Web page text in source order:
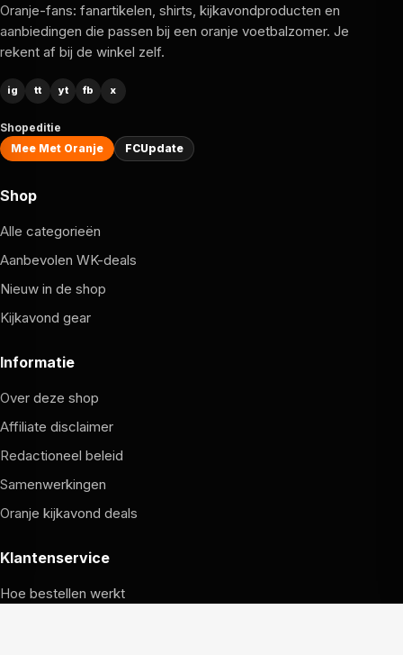
Oranje-fans: fanartikelen, shirts, kijkavondproducten en
aanbiedingen die passen bij een oranje voetbalzomer. Je
rekent af bij de winkel zelf.
ig tt yt fb x
Shopeditie
Mee Met Oranje
FCUpdate
Shop
Alle categorieën
Aanbevolen WK-deals
Nieuw in de shop
Kijkavond gear
Informatie
Over deze shop
Affiliate disclaimer
Redactioneel beleid
Samenwerkingen
Oranje kijkavond deals
Klantenservice
Hoe bestellen werkt